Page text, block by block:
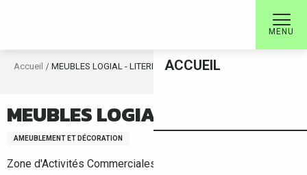
MENU
ACCUEIL
Accueil MEUBLES LOGIAL - LITERIE
MEUBLES LOGIAL - LITERIE
AMEUBLEMENT ET DÉCORATION
Zone d'Activités Commerciales, 66160 Le Boulou